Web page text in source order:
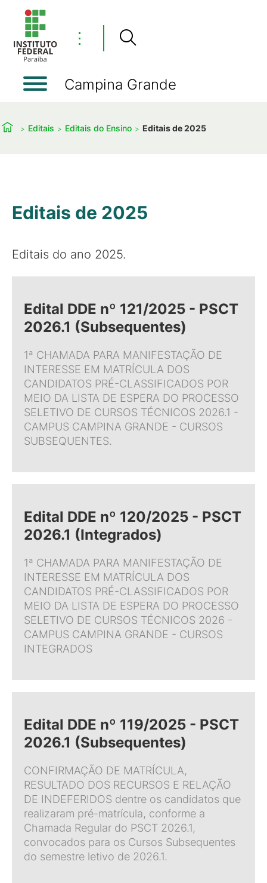
⋮
Campina Grande
Editais Editais do Ensino Editais de 2025
Editais de 2025
Editais do ano 2025.
Edital DDE nº 121/2025 - PSCT
2026.1 (Subsequentes)
1ª CHAMADA PARA MANIFESTAÇÃO DE
INTERESSE EM MATRÍCULA DOS
CANDIDATOS PRÉ-CLASSIFICADOS POR
MEIO DA LISTA DE ESPERA DO PROCESSO
SELETIVO DE CURSOS TÉCNICOS 2026.1 -
CAMPUS CAMPINA GRANDE - CURSOS
SUBSEQUENTES.
Edital DDE nº 120/2025 - PSCT
2026.1 (Integrados)
1ª CHAMADA PARA MANIFESTAÇÃO DE
INTERESSE EM MATRÍCULA DOS
CANDIDATOS PRÉ-CLASSIFICADOS POR
MEIO DA LISTA DE ESPERA DO PROCESSO
SELETIVO DE CURSOS TÉCNICOS 2026 -
CAMPUS CAMPINA GRANDE - CURSOS
INTEGRADOS
Edital DDE nº 119/2025 - PSCT
2026.1 (Subsequentes)
CONFIRMAÇÃO DE MATRÍCULA,
RESULTADO DOS RECURSOS E RELAÇÃO
DE INDEFERIDOS dentre os candidatos que
realizaram pré-matrícula, conforme a
Chamada Regular do PSCT 2026.1,
convocados para os Cursos Subsequentes
do semestre letivo de 2026.1.